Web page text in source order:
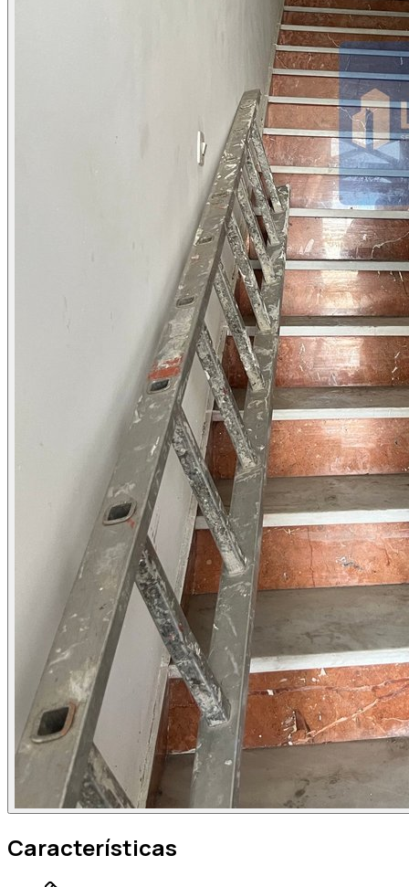
Características